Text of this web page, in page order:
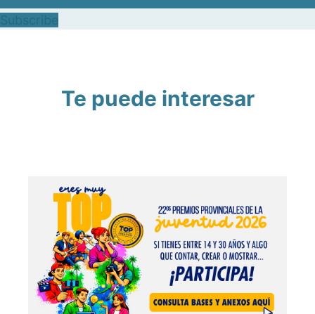
Te puede interesar